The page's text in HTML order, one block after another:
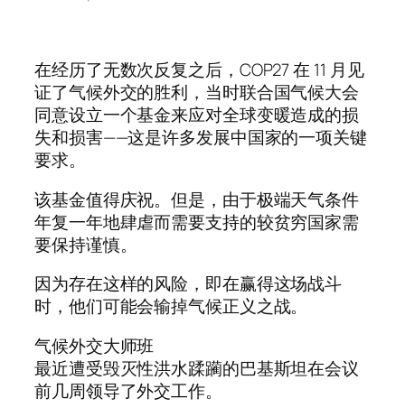
在经历了无数次反复之后，COP27 在 11 月见
证了气候外交的胜利，当时联合国气候大会
同意设立一个基金来应对全球变暖造成的损
失和损害——这是许多发展中国家的一项关键
要求。
该基金值得庆祝。但是，由于极端天气条件
年复一年地肆虐而需要支持的较贫穷国家需
要保持谨慎。
因为存在这样的风险，即在赢得这场战斗
时，他们可能会输掉气候正义之战。
气候外交大师班
最近遭受毁灭性洪水蹂躏的巴基斯坦在会议
前几周领导了外交工作。